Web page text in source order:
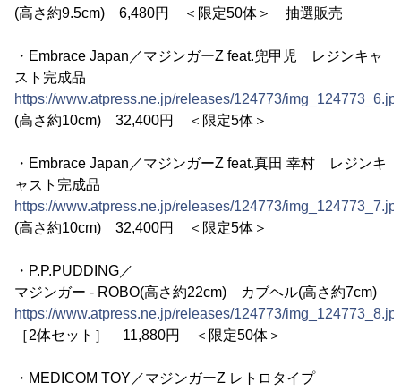
(高さ約9.5cm) 6,480円 ＜限定50体＞ 抽選販売
・Embrace Japan／マジンガーZ feat.兜甲児 レジンキャ
スト完成品
https://www.atpress.ne.jp/releases/124773/
(高さ約10cm) 32,400円 ＜限定5体＞
・Embrace Japan／マジンガーZ feat.真田 幸村 レジンキ
ャスト完成品
https://www.atpress.ne.jp/releases/124773/
(高さ約10cm) 32,400円 ＜限定5体＞
・P.P.PUDDING／
マジンガー - ROBO(高さ約22cm) カブヘル(高さ約7cm)
https://www.atpress.ne.jp/releases/124773/
［2体セット］ 11,880円 ＜限定50体＞
・MEDICOM TOY／マジンガーZ レトロタイプ